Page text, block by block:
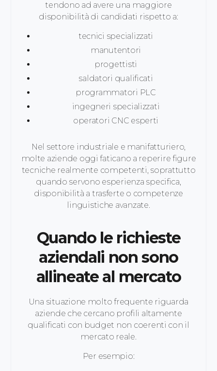
tendono ad avere una maggiore
disponibilità di candidati rispetto a:
tecnici specializzati
manutentori
progettisti
saldatori qualificati
programmatori PLC
ingegneri specializzati
operatori CNC esperti
Nel settore industriale e manifatturiero,
molte aziende oggi faticano a reperire figure
tecniche realmente competenti, soprattutto
quando servono esperienza specifica,
disponibilità a trasferte o competenze
linguistiche avanzate.
Quando le richieste
aziendali non sono
allineate al mercato
Una situazione molto frequente riguarda
aziende che cercano profili altamente
qualificati con budget non coerenti con il
mercato reale.
Per esempio: